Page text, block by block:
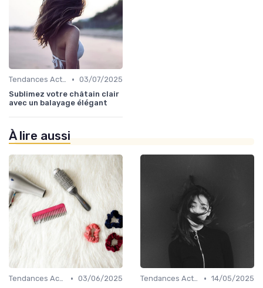
Tendances Actuelles • 03/07/2025
Sublimez votre châtain clair
avec un balayage élégant
À lire aussi
Tendances Actuelles • 03/06/2025
Tendances Actuelles • 14/05/2025